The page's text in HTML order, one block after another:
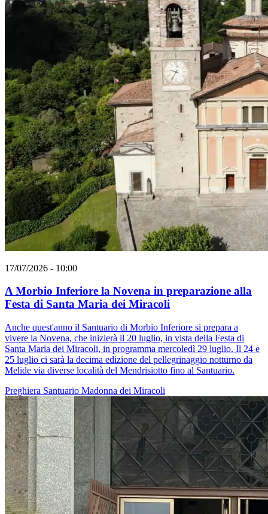
17/07/2026 - 10:00
A Morbio Inferiore la Novena in preparazione alla
Festa di Santa Maria dei Miracoli
Anche quest'anno il Santuario di Morbio Inferiore si prepara a
vivere la Novena, che inizierà il 20 luglio, in vista della Festa di
Santa Maria dei Miracoli, in programma mercoledì 29 luglio. Il 24 e
25 luglio ci sarà la decima edizione del pellegrinaggio notturno da
Melide via diverse località del Mendrisiotto fino al Santuario.
Preghiera Santuario Madonna dei Miracoli